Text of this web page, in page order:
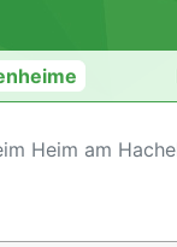
Heim am